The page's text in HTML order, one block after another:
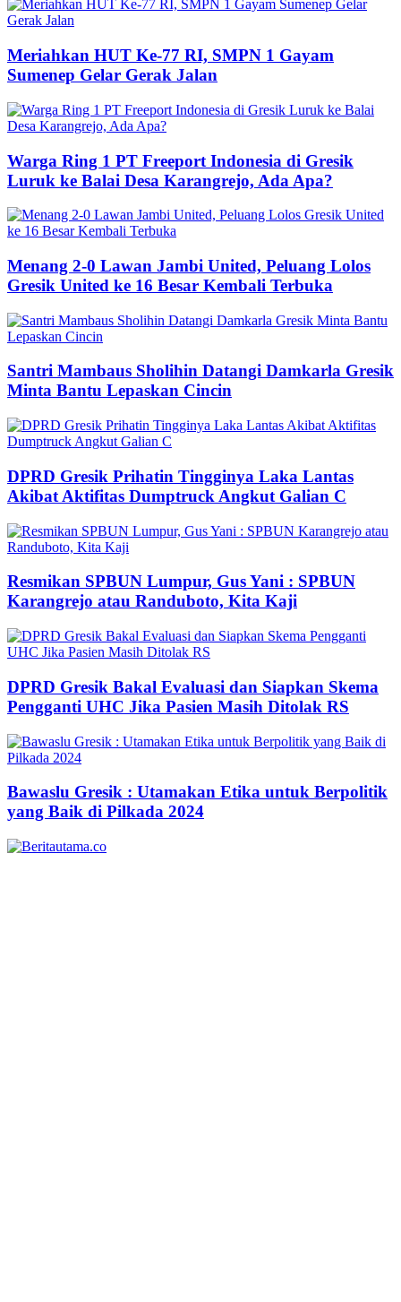
Meriahkan HUT Ke-77 RI, SMPN 1 Gayam
Sumenep Gelar Gerak Jalan
Warga Ring 1 PT Freeport Indonesia di Gresik
Luruk ke Balai Desa Karangrejo, Ada Apa?
Menang 2-0 Lawan Jambi United, Peluang Lolos
Gresik United ke 16 Besar Kembali Terbuka
Santri Mambaus Sholihin Datangi Damkarla Gresik
Minta Bantu Lepaskan Cincin
DPRD Gresik Prihatin Tingginya Laka Lantas
Akibat Aktifitas Dumptruck Angkut Galian C
Resmikan SPBUN Lumpur, Gus Yani : SPBUN
Karangrejo atau Randuboto, Kita Kaji
DPRD Gresik Bakal Evaluasi dan Siapkan Skema
Pengganti UHC Jika Pasien Masih Ditolak RS
Bawaslu Gresik : Utamakan Etika untuk Berpolitik
yang Baik di Pilkada 2024